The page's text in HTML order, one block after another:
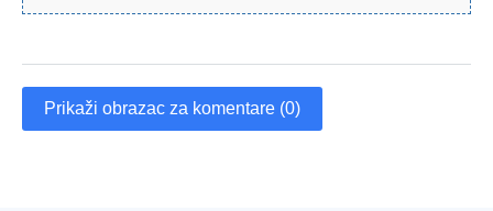
Prikaži obrazac za komentare (0)